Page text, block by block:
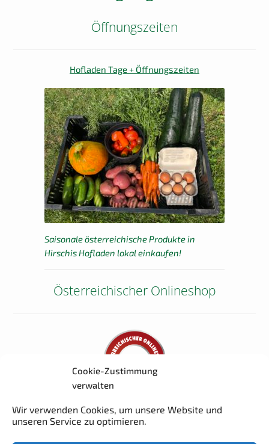
Cookie-Zustimmung
verwalten
Wir verwenden Cookies, um unsere Website und
unseren Service zu optimieren.
Öffnungszeiten
Hofladen Tage + Öffnungszeiten
Saisonale österreichische Produkte in
Hirschis Hofladen lokal einkaufen!
Österreichischer Onlineshop
Jetzt Produkte der Woche
im Vorbestell-Shop reservieren.